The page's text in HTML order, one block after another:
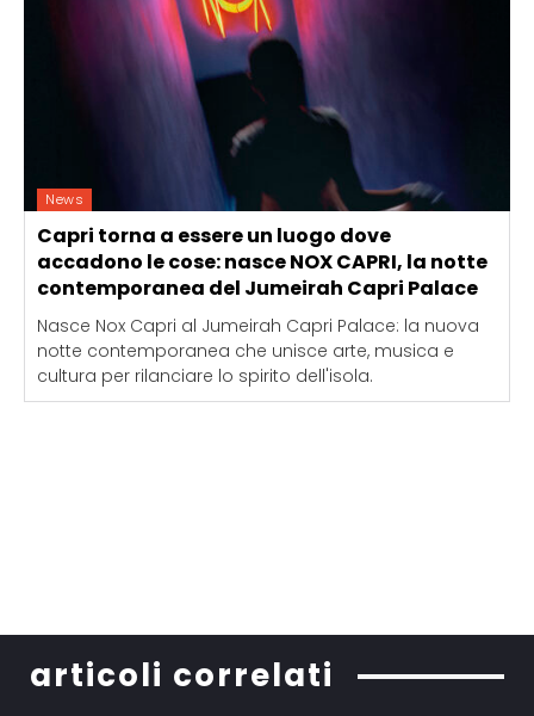
News
Capri torna a essere un luogo dove
accadono le cose: nasce NOX CAPRI, la notte
contemporanea del Jumeirah Capri Palace
Nasce Nox Capri al Jumeirah Capri Palace: la nuova
notte contemporanea che unisce arte, musica e
cultura per rilanciare lo spirito dell'isola.
articoli correlati